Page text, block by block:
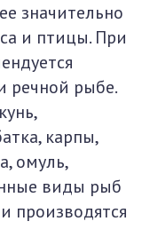
значительно
и птицы. При
речной рыбе.
карпы,
омуль,
виды рыб
производятся